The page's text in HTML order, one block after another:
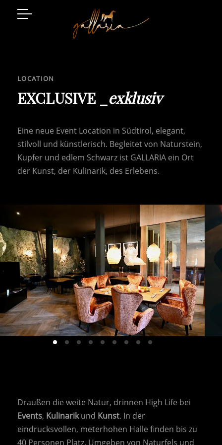
Art and Style
Gatschhof
HOME
ABOUT US
CONTACT US
HORSES
LOCATION
EXCLUSIVE _ exklusiv
Eine neue Event Location in Südtirol, elegant,
stilvoll und künstlerisch. Begleitet von Naturstein,
Kupfer und edlem Schwarz ist GALLARIA ein Ort
der Kunst, der Kulinarik, des Erlebens.
Draußen die weite Natur, drinnen High Life bei
Events, Kulinarikund Kunst. In der
eindrucksvollen, meterhohen Halle finden bis zu
40 Personen Platz. Umgeben von Naturfels und